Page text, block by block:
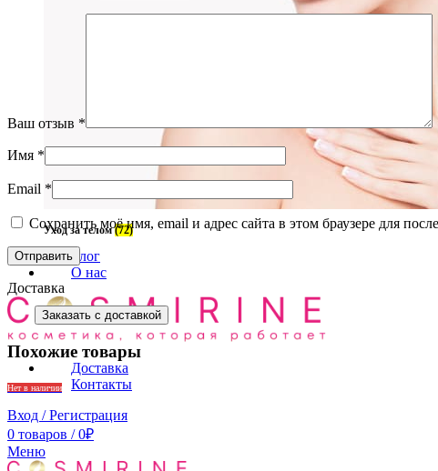
Уход за телом(72)
Блог
О нас
Доставка
Контакты
Вход / Регистрация
0 товаров / 0₽
Меню
Ваш отзыв *
Имя *
Email *
Сохранить моё имя, email и адрес сайта в этом браузере для
Доставка
Заказать с доставкой
Похожие товары
Нет в наличии